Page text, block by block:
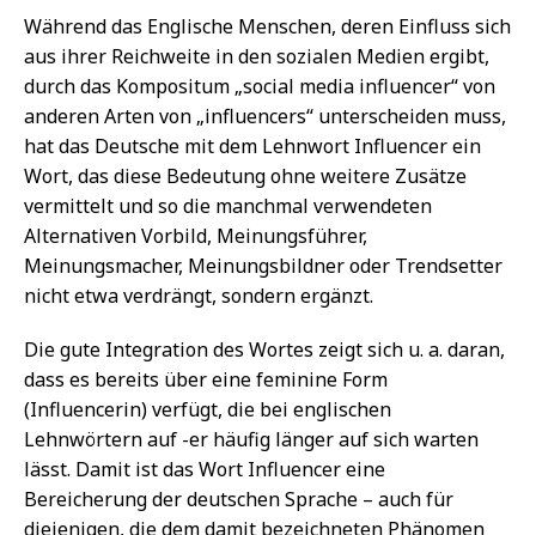
Während das Englische Menschen, deren Einfluss sich
aus ihrer Reichweite in den sozialen Medien ergibt,
durch das Kompositum „social media influencer“ von
anderen Arten von „influencers“ unterscheiden muss,
hat das Deutsche mit dem Lehnwort Influencer ein
Wort, das diese Bedeutung ohne weitere Zusätze
vermittelt und so die manchmal verwendeten
Alternativen Vorbild, Meinungsführer,
Meinungsmacher, Meinungsbildner oder Trendsetter
nicht etwa verdrängt, sondern ergänzt.
Die gute Integration des Wortes zeigt sich u. a. daran,
dass es bereits über eine feminine Form
(Influencerin) verfügt, die bei englischen
Lehnwörtern auf -er häufig länger auf sich warten
lässt. Damit ist das Wort Influencer eine
Bereicherung der deutschen Sprache – auch für
diejenigen, die dem damit bezeichneten Phänomen